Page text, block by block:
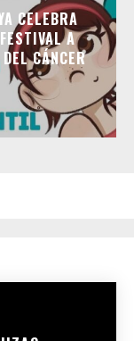
CELEBRA
A
CÁNCER